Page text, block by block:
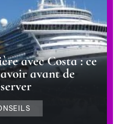
avec Costa : ce
avant de